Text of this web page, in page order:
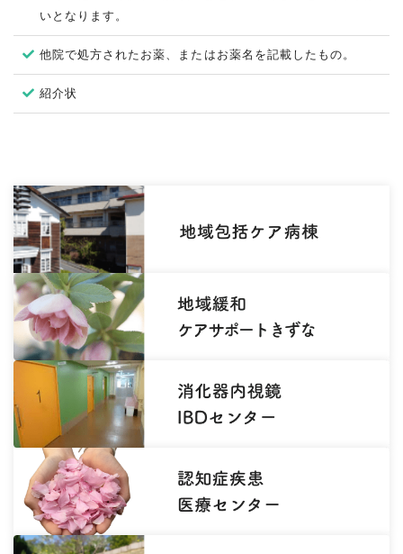
いとなります。
他院で処方されたお薬、またはお薬名を記載したもの。
紹介状